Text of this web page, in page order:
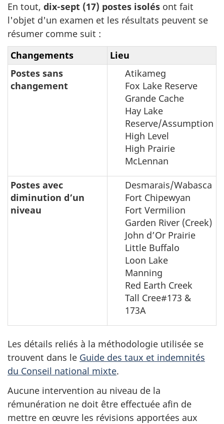
En tout, dix-sept (17) postes isolés ont fait
l'objet d'un examen et les résultats peuvent se
résumer comme suit :
Changements
Lieu
Postes sans
changement
Atikameg
Fox Lake Reserve
Grande Cache
Hay Lake
Reserve/Assumption
High Level
High Prairie
McLennan
Postes avec
diminution d’un
niveau
Desmarais/Wabasca
Fort Chipewyan
Fort Vermilion
Garden River (Creek)
John d’Or Prairie
Little Buffalo
Loon Lake
Manning
Red Earth Creek
Tall Cree#173 &
173A
Les détails reliés à la méthodologie utilisée se
trouvent dans le Guide des taux et indemnités
du Conseil national mixte.
Aucune intervention au niveau de la
rémunération ne doit être effectuée afin de
mettre en œuvre les révisions apportées aux